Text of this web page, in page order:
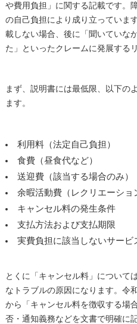
や費用負担」に関する記載です。
の自己負担により成り立っていま
載しない場合、後に「聞いていな
た」といったクレームに発展する
まず、説明書には最低限、以下の
ます。
利用料（法定自己負担）
食費（昼食代など）
送迎費（該当する場合のみ）
余暇活動費（レクリエーショ
キャンセル料の発生条件
支払方法および支払期限
実費負担に該当しないサービ
とくに「キャンセル料」について
なトラブルの原因になります。令
から「キャンセル料を徴収する場
否・通知義務などを文書で明確に